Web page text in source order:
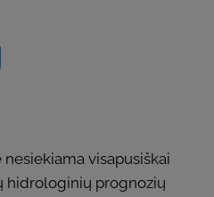
visapusiškai
hidrologinių prognozių